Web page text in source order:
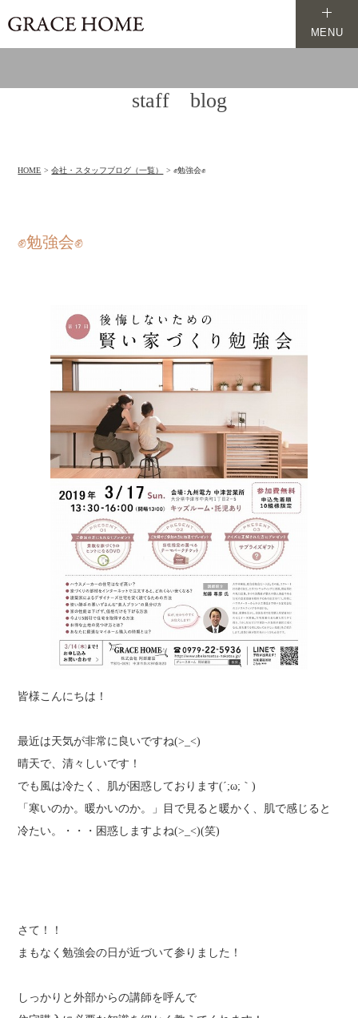
MENU
staff blog
HOME 会社・スタッフブログ（一覧） ✊勉強会✊
✊勉強会✊
皆様こんにちは！
最近は天気が非常に良いですね(>_<)
晴天で、清々しいです！
でも風は冷たく、肌が困惑しております(´;ω;｀)
「寒いのか。暖かいのか。」目で見ると暖かく、肌で感じると
冷たい。・・・困惑しますよね(>_<)(笑)
さて！！
まもなく勉強会の日が近づいて参りました！
しっかりと外部からの講師を呼んで